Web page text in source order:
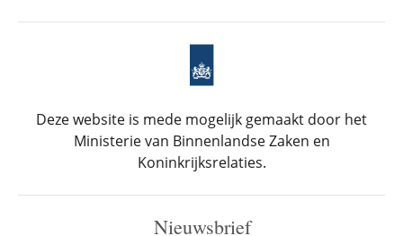
Deze website is mede mogelijk gemaakt door het
Ministerie van Binnenlandse Zaken en
Koninkrijksrelaties.
Nieuwsbrief